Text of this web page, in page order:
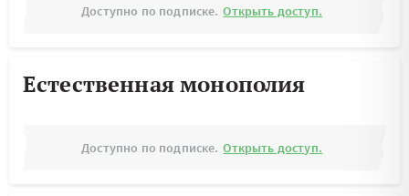
Доступно по подписке. Открыть доступ.
Естественная монополия
Доступно по подписке. Открыть доступ.